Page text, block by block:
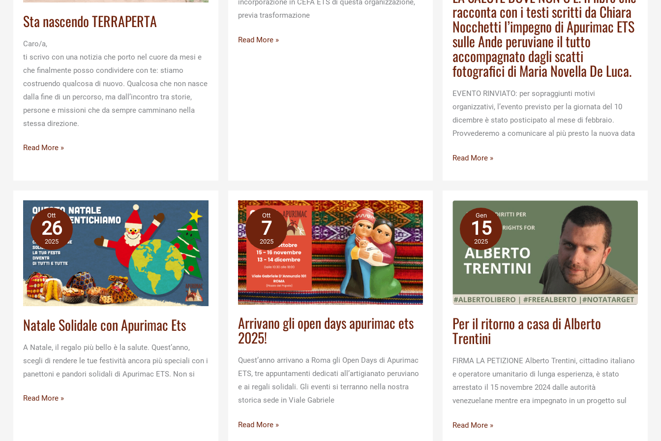
Sta nascendo TERRAPERTA
Caro/a,
ti scrivo con una notizia che porto nel cuore da mesi e
che finalmente posso condividere con te: stiamo
costruendo qualcosa di nuovo. Qualcosa che non nasce
dalla fine di un percorso, ma dall’incontro tra storie,
persone e missioni che da sempre camminano nella
stessa direzione.
Sta
Read More »
incorporazione in CEFA ETS di questa organizzazione,
previa trasformazione
CEFA
Read More »
racconta con i testi scritti da Chiara
Nocchetti l’impegno di Apurimac ETS
sulle Ande peruviane il tutto
accompagnato dagli scatti
fotografici di Maria Novella De Luca.
EVENTO RINVIATO: per sopraggiunti motivi
organizzativi, l’evento previsto per la giornata del 10
dicembre è stato posticipato al mese di febbraio.
Provvederemo a comunicare al più presto la nuova data
LA
libro
racconta
testi
scritti
da
Chiara
Nocchetti
l’impegno
Apurimac
sulle
Read More »
Ott
26
2025
Natale Solidale con Apurimac Ets
A Natale, il regalo più bello è la salute. Quest’anno,
scegli di rendere le tue festività ancora più speciali con i
panettoni e pandori solidali di Apurimac ETS. Non si
Natale
Read More »
Ott
7
2025
Arrivano gli open days apurimac ets
2025!
Quest’anno arrivano a Roma gli Open Days di Apurimac
ETS, tre appuntamenti dedicati all’artigianato peruviano
e ai regali solidali. Gli eventi si terranno nella nostra
storica sede in Viale Gabriele
Arrivano
Read More »
Gen
15
2025
Per il ritorno a casa di Alberto
Trentini
FIRMA LA PETIZIONE Alberto Trentini, cittadino italiano
e operatore umanitario di lunga esperienza, è stato
arrestato il 15 novembre 2024 dalle autorità
venezuelane mentre era impegnato in un progetto sul
Per
Read More »